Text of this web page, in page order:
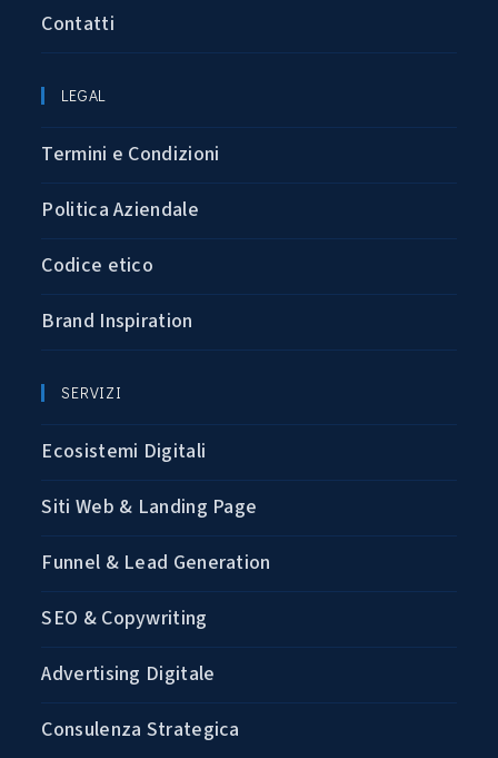
Contatti
LEGAL
Termini e Condizioni
Politica Aziendale
Codice etico
Brand Inspiration
SERVIZI
Ecosistemi Digitali
Siti Web & Landing Page
Funnel & Lead Generation
SEO & Copywriting
Advertising Digitale
Consulenza Strategica